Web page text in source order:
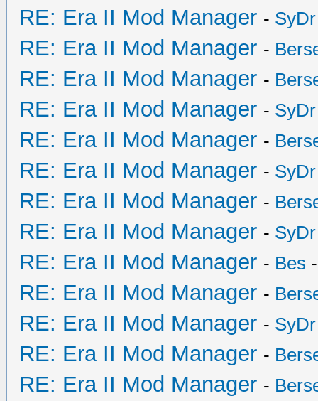
RE: Era II Mod Manager - SyDr
RE: Era II Mod Manager -
RE: Era II Mod Manager -
RE: Era II Mod Manager - SyDr
RE: Era II Mod Manager -
RE: Era II Mod Manager - SyDr
RE: Era II Mod Manager -
RE: Era II Mod Manager - SyDr
RE: Era II Mod Manager - Bes
RE: Era II Mod Manager -
RE: Era II Mod Manager - SyDr
RE: Era II Mod Manager -
RE: Era II Mod Manager -